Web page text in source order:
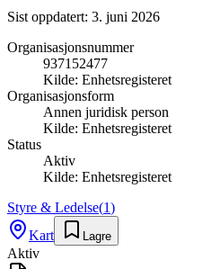
Sist oppdatert: 3. juni 2026
Organisasjonsnummer
937152477
Kilde: Enhetsregisteret
Organisasjonsform
Annen juridisk person
Kilde: Enhetsregisteret
Status
Aktiv
Kilde: Enhetsregisteret
Styre & Ledelse(1)
Kart
Lagre
Aktiv